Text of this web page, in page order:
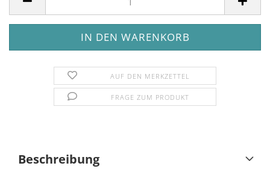
AUF DEN MERKZETTEL
FRAGE ZUM PRODUKT
Beschreibung